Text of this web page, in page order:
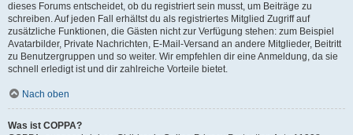
dieses Forums entscheidet, ob du registriert sein musst, um Beiträge zu
schreiben. Auf jeden Fall erhältst du als registriertes Mitglied Zugriff auf
zusätzliche Funktionen, die Gästen nicht zur Verfügung stehen: zum Beispiel
Avatarbilder, Private Nachrichten, E-Mail-Versand an andere Mitglieder, Beitritt
zu Benutzergruppen und so weiter. Wir empfehlen dir eine Anmeldung, da sie
schnell erledigt ist und dir zahlreiche Vorteile bietet.
Nach oben
Was ist COPPA?